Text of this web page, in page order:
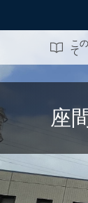
こ
て
座